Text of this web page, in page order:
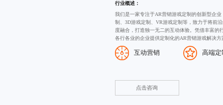
行业概述：
我们是一家专注于AR营销游戏定制的创新型企
制
、3D游戏定制
、VR游戏定制等，致力于将前
度融合，打造独一无二的互动体验。凭借丰富的
各行各业的企业提供定制化的AR营销游戏解决方
互动营销 高端定
点击咨询